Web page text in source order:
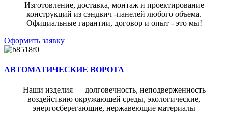
Изготовление, доставка, монтаж и проектирование
конструкций из сэндвич -панелей любого объема.
Официальные гарантии, договор и опыт - это мы!
Оформить заявку
АВТОМАТИЧЕСКИЕ ВОРОТА
Наши изделия — долговечность, неподверженность
воздействию окружающей среды, экологические,
энергосберегающие, нержавеющие материалы